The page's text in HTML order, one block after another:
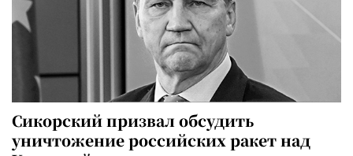
Сикорский призвал обсудить
уничтожение российских ракет над